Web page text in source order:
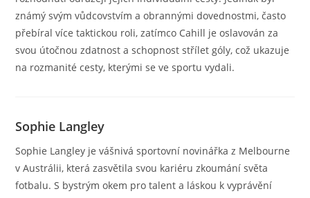
známý svým vůdcovstvím a obrannými dovednostmi, často
přebíral více taktickou roli, zatímco Cahill je oslavován za
svou útočnou zdatnost a schopnost střílet góly, což ukazuje
na rozmanité cesty, kterými se ve sportu vydali.
Sophie Langley
Sophie Langley je vášnivá sportovní novinářka z Melbourne
v Austrálii, která zasvětila svou kariéru zkoumání světa
fotbalu. S bystrým okem pro talent a láskou k vyprávění